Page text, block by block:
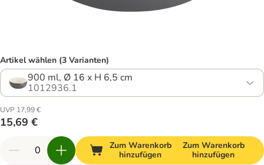
Artikel wählen (3 Varianten)
900 ml, Ø 16 x H 6,5 cm
1012936.1
UVP 17,99 €
15,69 €
Zum Warenkorb
hinzufügen
Zum Warenkorb
hinzufügen